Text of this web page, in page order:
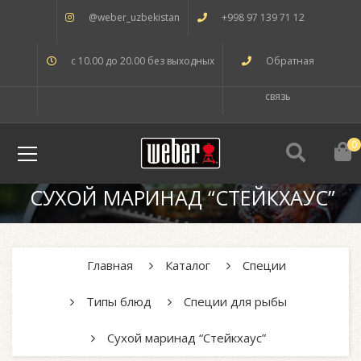
@weber_uzbekistan +998 97 139 71 12
с 10.00 до 20.00 без выходных Обратная
связь
0
СУХОЙ МАРИНАД “СТЕЙКХАУС”
Главная Каталог Специи
Типы блюд Специи для рыбы
Сухой маринад “Стейкхаус”